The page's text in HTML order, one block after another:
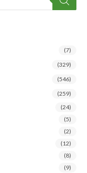
(7)
(329)
(546)
(259)
(24)
(5)
(2)
(12)
(8)
(9)